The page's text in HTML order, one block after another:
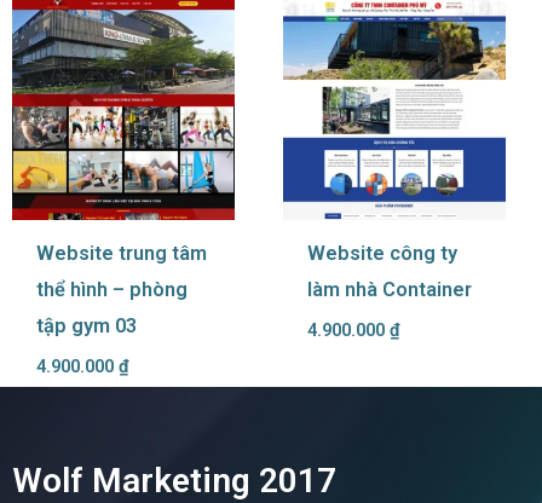
Website trung tâm
thể hình – phòng
tập gym 03
4.900.000 ₫
Website công ty
làm nhà Container
4.900.000 ₫
Wolf Marketing 2017